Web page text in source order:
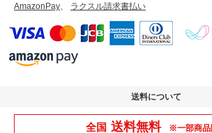
AmazonPay
ラクスル請求書払い
送料について
全国 送料無料 ※一部商品